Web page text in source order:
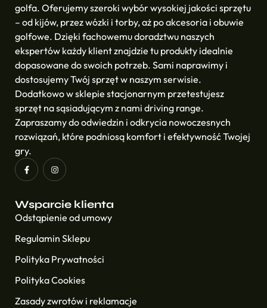
golfa. Oferujemy szeroki wybór wysokiej jakości sprzętu
– od kijów, przez wózki i torby, aż po akcesoria i obuwie
golfowe. Dzięki fachowemu doradztwu naszych
ekspertów każdy klient znajdzie tu produkty idealnie
dopasowane do swoich potrzeb. Sami naprawimy i
dostosujemy Twój sprzęt w naszym serwisie.
Dodatkowo w sklepie stacjonarnym przetestujesz
sprzęt na sąsiadującym z nami driving range.
Zapraszamy do odwiedzin i odkrycia nowoczesnych
rozwiązań, które podniosą komfort i efektywność Twojej
gry.
Wsparcie klienta
Odstąpienie od umowy
Regulamin Sklepu
Polityka Prywatności
Polityka Cookies
Zasady zwrotów i reklamacje